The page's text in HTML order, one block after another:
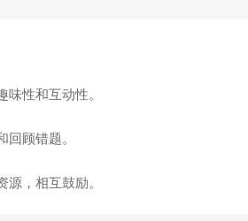
味性和互动性。
回顾错题。
，相互鼓励。